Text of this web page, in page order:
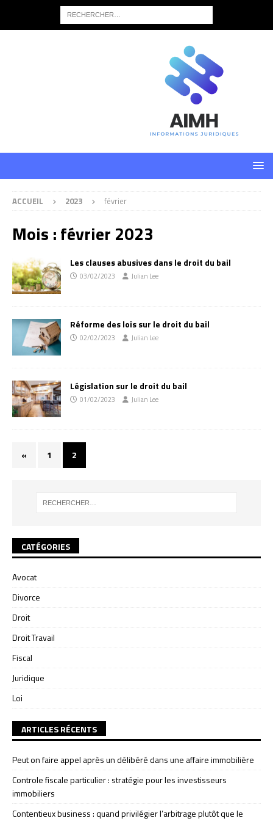
ACCUEIL 2023 février
Mois :février 2023
Les clauses abusives dans le droit du bail
03/02/2023 Julian Lee
Réforme des lois sur le droit du bail
02/02/2023 Julian Lee
Législation sur le droit du bail
01/02/2023 Julian Lee
« 1 2
CATÉGORIES
Avocat
Divorce
Droit
Droit Travail
Fiscal
Juridique
Loi
ARTICLES RÉCENTS
Peut on faire appel après un délibéré dans une affaire immobilière
Controle fiscale particulier : stratégie pour les investisseurs
immobiliers
Contentieux business : quand privilégier l’arbitrage plutôt que le